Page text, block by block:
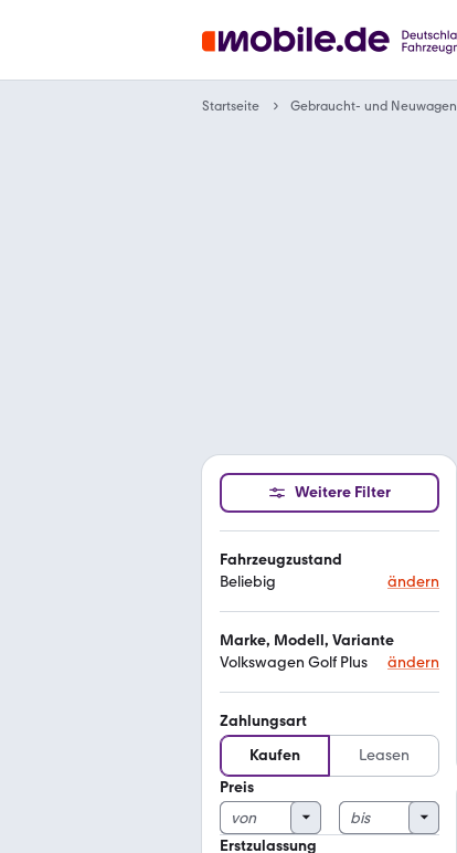
Startseite Gebraucht- und Neuwagen
Weitere Filter
Fahrzeugzustand
Beliebig
ändern
Marke, Modell, Variante
Volkswagen Golf Plus
ändern
Zahlungsart
Kaufen
Leasen
Preis
Erstzulassung